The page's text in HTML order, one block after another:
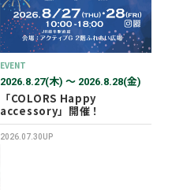
EVENT
2026.8.27(木) 〜 2026.8.28(金)
「COLORS Happy
accessory」開催！
2026.07.30UP